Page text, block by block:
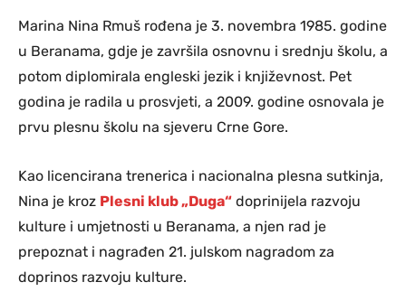
Marina Nina Rmuš rođena je 3. novembra 1985. godine
u Beranama, gdje je završila osnovnu i srednju školu, a
potom diplomirala engleski jezik i književnost. Pet
godina je radila u prosvjeti, a 2009. godine osnovala je
prvu plesnu školu na sjeveru Crne Gore.
Kao licencirana trenerica i nacionalna plesna sutkinja,
Nina je kroz Plesni klub „Duga“ doprinijela razvoju
kulture i umjetnosti u Beranama, a njen rad je
prepoznat i nagrađen 21. julskom nagradom za
doprinos razvoju kulture.